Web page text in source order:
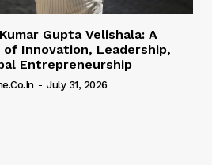
Gupta Velishala: A
of Innovation, Leadership,
Entrepreneurship
- July 31, 2026